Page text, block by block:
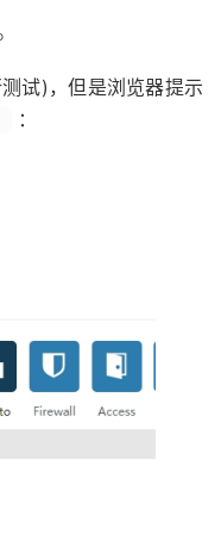
试)，但是浏览器提示
：